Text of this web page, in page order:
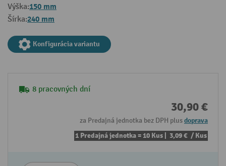
Výška:150 mm
Šírka:240 mm
Konfigurácia variantu
8 pracovných dní
30,90 €
za Predajná jednotka bez DPH plusdoprava
1 Predajná jednotka = 10 Kus | 3,09 € / Kus